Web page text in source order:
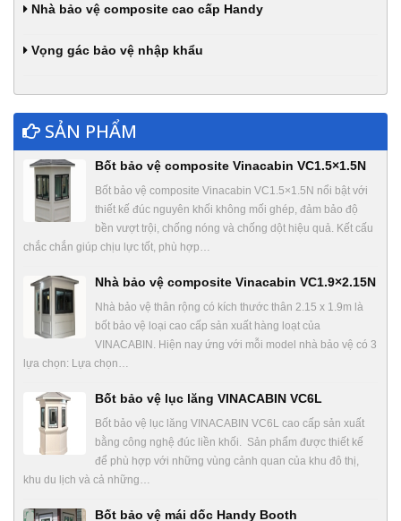
Nhà bảo vệ composite cao cấp Handy
Vọng gác bảo vệ nhập khẩu
SẢN PHẨM
Bốt bảo vệ composite Vinacabin VC1.5×1.5N
Bốt bảo vệ composite Vinacabin VC1.5×1.5N nổi bật với
thiết kế đúc nguyên khối không mối ghép, đảm bảo độ
bền vượt trội, chống nóng và chống dột hiệu quả. Kết cấu
chắc chắn giúp chịu lực tốt, phù hợp…
Nhà bảo vệ composite Vinacabin VC1.9×2.15N
Nhà bảo vệ thân rộng có kích thước thân 2.15 x 1.9m là
bốt bảo vệ loại cao cấp sản xuất hàng loạt của
VINACABIN. Hiện nay ứng với mỗi model nhà bảo vệ có 3
lựa chọn: Lựa chọn…
Bốt bảo vệ lục lăng VINACABIN VC6L
Bốt bảo vệ lục lăng VINACABIN VC6L cao cấp sản xuất
bằng công nghệ đúc liền khối. Sản phẩm được thiết kế
để phù hợp với những vùng cảnh quan của khu đô thị,
khu du lịch và cả những…
Bốt bảo vệ mái dốc Handy Booth